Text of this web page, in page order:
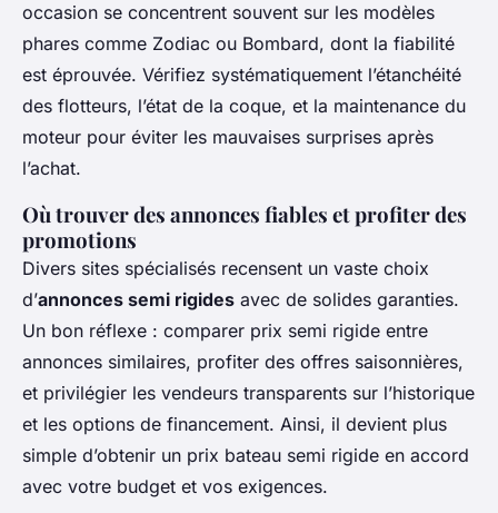
occasion se concentrent souvent sur les modèles
phares comme Zodiac ou Bombard, dont la fiabilité
est éprouvée. Vérifiez systématiquement l’étanchéité
des flotteurs, l’état de la coque, et la maintenance du
moteur pour éviter les mauvaises surprises après
l’achat.
Où trouver des annonces fiables et profiter des
promotions
Divers sites spécialisés recensent un vaste choix
d’annonces semi rigides avec de solides garanties.
Un bon réflexe : comparer prix semi rigide entre
annonces similaires, profiter des offres saisonnières,
et privilégier les vendeurs transparents sur l’historique
et les options de financement. Ainsi, il devient plus
simple d’obtenir un prix bateau semi rigide en accord
avec votre budget et vos exigences.